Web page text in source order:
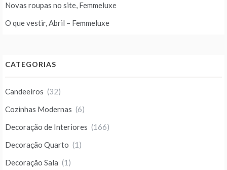
Novas roupas no site, Femmeluxe
O que vestir, Abril – Femmeluxe
CATEGORIAS
Candeeiros (32)
Cozinhas Modernas (6)
Decoração de Interiores (166)
Decoração Quarto (1)
Decoração Sala (1)